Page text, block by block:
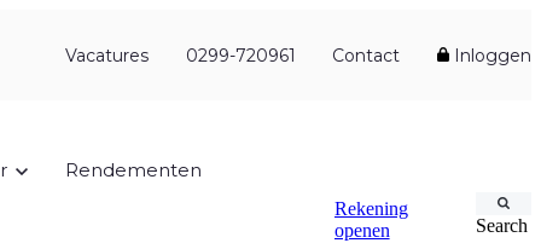
Vacatures 0299-720961 Contact Inloggen
Rendementen
Rekening
openen
Search